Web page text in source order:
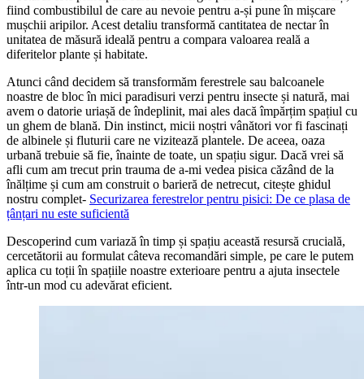
fiind combustibilul de care au nevoie pentru a-și pune în mișcare
mușchii aripilor. Acest detaliu transformă cantitatea de nectar în
unitatea de măsură ideală pentru a compara valoarea reală a
diferitelor plante și habitate.
Atunci când decidem să transformăm ferestrele sau balcoanele
noastre de bloc în mici paradisuri verzi pentru insecte și natură, mai
avem o datorie uriașă de îndeplinit, mai ales dacă împărțim spațiul cu
un ghem de blană. Din instinct, micii noștri vânători vor fi fascinați
de albinele și fluturii care ne vizitează plantele. De aceea, oaza
urbană trebuie să fie, înainte de toate, un spațiu sigur. Dacă vrei să
afli cum am trecut prin trauma de a-mi vedea pisica căzând de la
înălțime și cum am construit o barieră de netrecut, citește ghidul
nostru complet- Securizarea ferestrelor pentru pisici: De ce plasa de
țânțari nu este suficientă
Descoperind cum variază în timp și spațiu această resursă crucială,
cercetătorii au formulat câteva recomandări simple, pe care le putem
aplica cu toții în spațiile noastre exterioare pentru a ajuta insectele
într-un mod cu adevărat eficient.